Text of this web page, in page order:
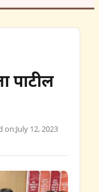
पाटील
on:July 12, 2023